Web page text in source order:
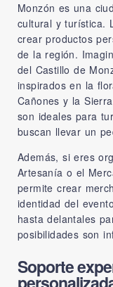
Monzón es una
cultural y turística.
crear productos
de la región.
del Castillo de
inspirados en la
Cañones y la
son ideales para
buscan llevar un
Además, si eres
Artesanía o el
permite crear
identidad del
hasta delantales
posibilidades son
Soporte